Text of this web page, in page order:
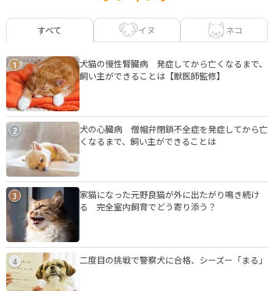
すべて イヌ ネコ
1
犬猫の慢性腎臓病 発症してから亡くなるまで、
飼い主ができることは【獣医師監修】
2
犬の心臓病 僧帽弁閉鎖不全症を発症してから亡
くなるまで、飼い主ができることは
3
家猫になった元野良猫が外に出たがり鳴き続け
る 完全室内飼育でどう寄り添う？
4 二度目の挑戦で警察犬に合格、シーズー「まる」